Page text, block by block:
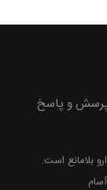
و پاسخ
بلامانع است.